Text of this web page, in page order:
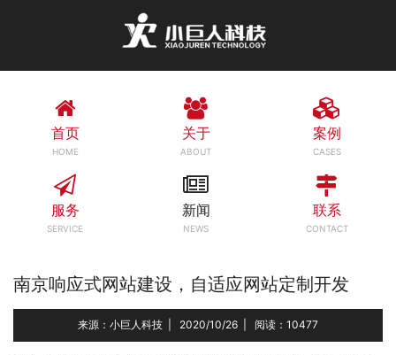
首页
HOME
关于
ABOUT
案例
CASES
服务
SERVICE
新闻
NEWS
联系
CONTACT
南京响应式网站建设，自适应网站定制开发
来源：小巨人科技 2020/10/26 阅读：10477